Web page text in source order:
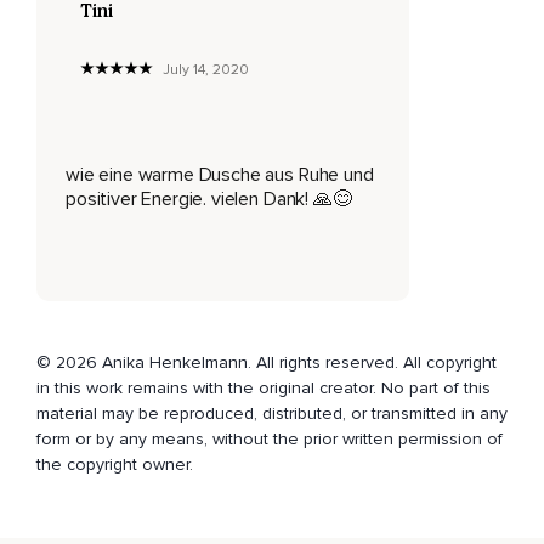
Einfach zu sein.
Erholsamen Moment.
Ich atme ein.
Ich atme aus.
Ich atme ein.
Tini
July 14, 2020
wie eine warme Dusche aus Ruhe und
positiver Energie. vielen Dank! 🙏😊
© 2026 Anika Henkelmann. All rights reserved. All copyright
in this work remains with the original creator. No part of this
material may be reproduced, distributed, or transmitted in any
form or by any means, without the prior written permission of
the copyright owner.